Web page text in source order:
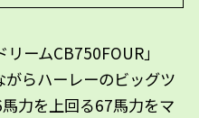
ームCB750FOUR」
らハーレーのビッグツ
力を上回る67馬力をマ